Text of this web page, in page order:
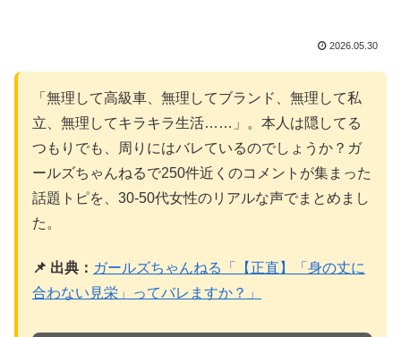
2026.05.30
「無理して高級車、無理してブランド、無理して私
立、無理してキラキラ生活……」。本人は隠してる
つもりでも、周りにはバレているのでしょうか？ガ
ールズちゃんねるで250件近くのコメントが集まった
話題トピを、30-50代女性のリアルな声でまとめまし
た。
📌 出典： ガールズちゃんねる「【正直】「身の丈に
合わない見栄」ってバレますか？」